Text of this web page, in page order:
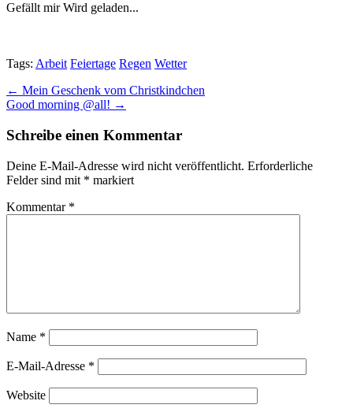
Gefällt mir Wird geladen...
Tags: Arbeit Feiertage Regen Wetter
Post
navigation
← Mein Geschenk vom Christkindchen
Good morning @all! →
Schreibe einen Kommentar
Deine E-Mail-Adresse wird nicht veröffentlicht. Erforderliche
Felder sind mit * markiert
Kommentar *
Name *
E-Mail-Adresse *
Website